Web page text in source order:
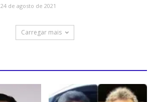
24 de agosto de 2021
Carregar mais